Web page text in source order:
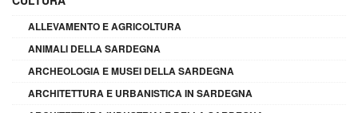
ALLEVAMENTO E AGRICOLTURA
ANIMALI DELLA SARDEGNA
ARCHEOLOGIA E MUSEI DELLA SARDEGNA
ARCHITETTURA E URBANISTICA IN SARDEGNA